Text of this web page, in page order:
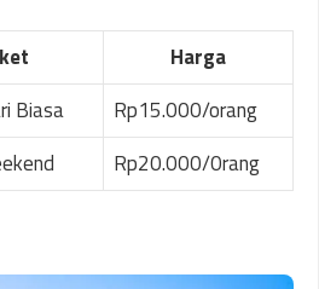
Harga
Biasa
Rp15.000/orang
Rp20.000/0rang